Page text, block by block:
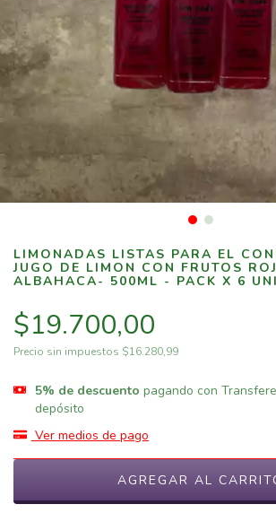
LIMONADAS LISTAS PARA EL
JUGO DE LIMON CON FRUTOS
ALBAHACA- 500ML - PACK X 6
$19.700,00
Precio sin impuestos $16.280,99
5% de descuento pagando con
depósito
Ver medios de pago